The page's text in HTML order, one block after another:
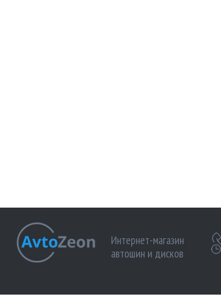
Интернет-магазин
автошин и дисков